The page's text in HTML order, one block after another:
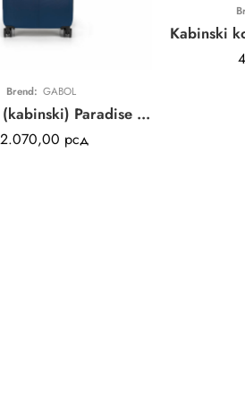
Brend: GABOL
Kofer mali (kabinski) Paradise XP Gabol | plavi | proširivi | ABS
рсд